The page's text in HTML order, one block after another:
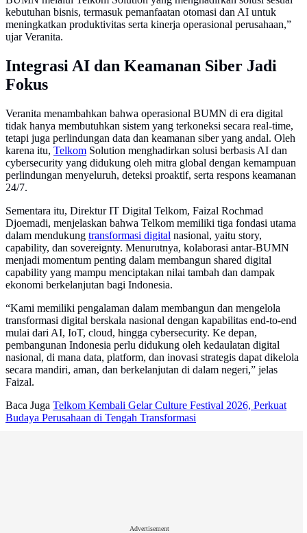
kebutuhan bisnis, termasuk pemanfaatan otomasi dan AI untuk
meningkatkan produktivitas serta kinerja operasional perusahaan,”
ujar Veranita.
Integrasi AI dan Keamanan Siber Jadi
Fokus
Veranita menambahkan bahwa operasional BUMN di era digital
tidak hanya membutuhkan sistem yang terkoneksi secara real-time,
tetapi juga perlindungan data dan keamanan siber yang andal. Oleh
karena itu, Telkom Solution menghadirkan solusi berbasis AI dan
cybersecurity yang didukung oleh mitra global dengan kemampuan
perlindungan menyeluruh, deteksi proaktif, serta respons keamanan
24/7.
Sementara itu, Direktur IT Digital Telkom, Faizal Rochmad
Djoemadi, menjelaskan bahwa Telkom memiliki tiga fondasi utama
dalam mendukung transformasi digital nasional, yaitu story,
capability, dan sovereignty. Menurutnya, kolaborasi antar-BUMN
menjadi momentum penting dalam membangun shared digital
capability yang mampu menciptakan nilai tambah dan dampak
ekonomi berkelanjutan bagi Indonesia.
“Kami memiliki pengalaman dalam membangun dan mengelola
transformasi digital berskala nasional dengan kapabilitas end-to-end
mulai dari AI, IoT, cloud, hingga cybersecurity. Ke depan,
pembangunan Indonesia perlu didukung oleh kedaulatan digital
nasional, di mana data, platform, dan inovasi strategis dapat dikelola
secara mandiri, aman, dan berkelanjutan di dalam negeri,” jelas
Faizal.
Baca Juga Telkom Kembali Gelar Culture Festival 2026, Perkuat
Budaya Perusahaan di Tengah Transformasi
Advertisement